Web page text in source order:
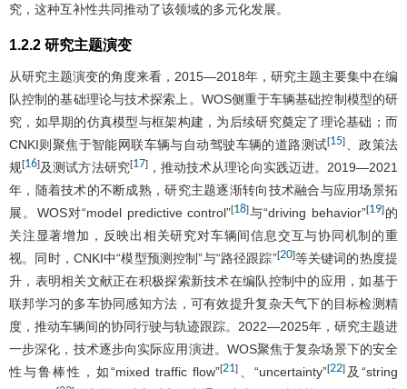
究，这种互补性共同推动了该领域的多元化发展。
1.2.2 研究主题演变
从研究主题演变的角度来看，2015—2018年，研究主题主要集中在编
队控制的基础理论与技术探索上。WOS侧重于车辆基础控制模型的研
究，如早期的仿真模型与框架构建，为后续研究奠定了理论基础；而
CNKI则聚焦于智能网联车辆与自动驾驶车辆的道路测试[15]
、政策法
规[16]及测试方法研究[17]，推动技术从理论向实践迈进。2019—2021
年，随着技术的不断成熟，研究主题逐渐转向技术融合与应用场景拓
展。WOS对“model predictive control”[18]与“driving behavior”[19]的
关注显著增加，反映出相关研究对车辆间信息交互与协同机制的重
视。同时，CNKI中“模型预测控制”与“路径跟踪”[20]等关键词的热度提
升，表明相关文献正在积极探索新技术在编队控制中的应用，如基于
联邦学习的多车协同感知方法，可有效提升复杂天气下的目标检测精
度，推动车辆间的协同行驶与轨迹跟踪。2022—2025年，研究主题进
一步深化，技术逐步向实际应用演进。WOS聚焦于复杂场景下的安全
性与鲁棒性，如“mixed traffic flow”[21] 、“uncertainty”[22] 及“string